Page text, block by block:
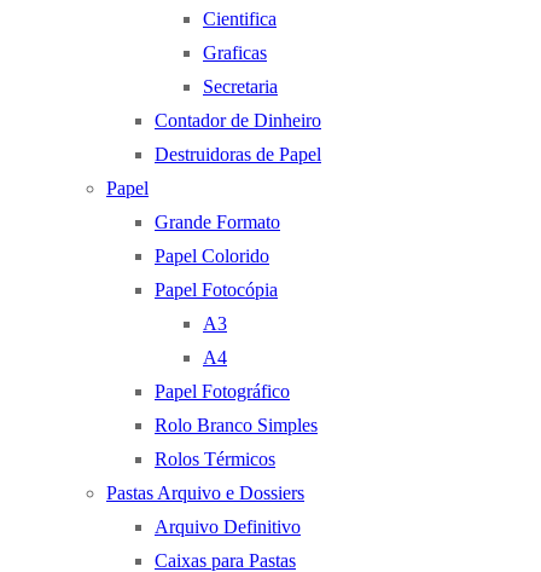
Cientifica
Graficas
Secretaria
Contador de Dinheiro
Destruidoras de Papel
Papel
Grande Formato
Papel Colorido
Papel Fotocópia
A3
A4
Papel Fotográfico
Rolo Branco Simples
Rolos Térmicos
Pastas Arquivo e Dossiers
Arquivo Definitivo
Caixas para Pastas